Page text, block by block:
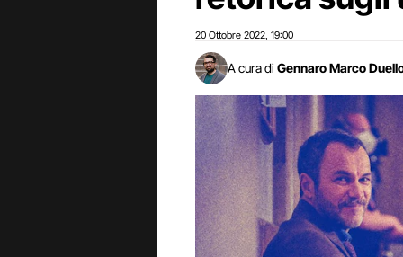
20 Ottobre 2022 19:00
A cura di Gennaro Marco